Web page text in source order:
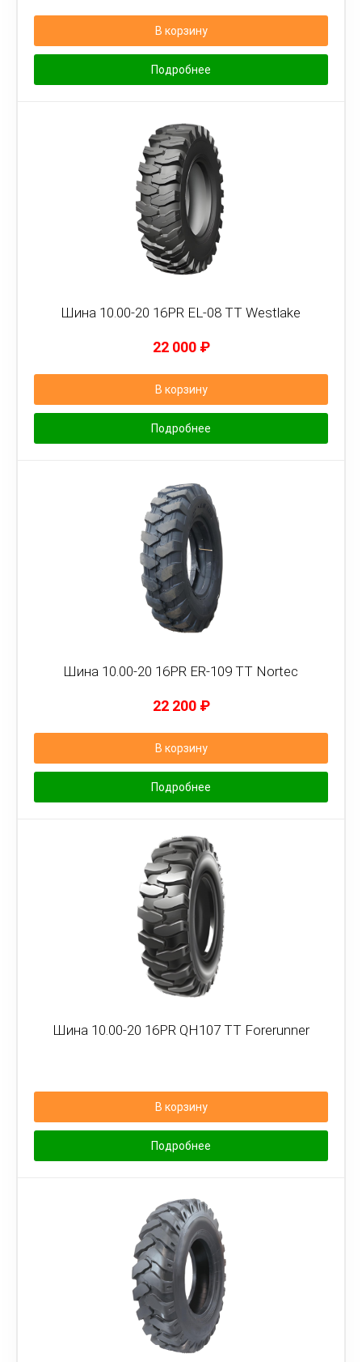
В корзину
Подробнее
Шина 10.00-20 16PR EL-08 TT Westlake
22 000 ₽
В корзину
Подробнее
Шина 10.00-20 16PR ER-109 TT Nortec
22 200 ₽
В корзину
Подробнее
Шина 10.00-20 16PR QH107 TT Forerunner
В корзину
Подробнее